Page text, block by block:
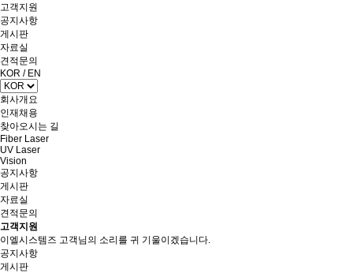
고객지원
공지사항
게시판
자료실
견적문의
KOR / EN
회사개요
인재채용
찾아오시는 길
Fiber Laser
UV Laser
Vision
공지사항
게시판
자료실
견적문의
고객지원
이엘시스템즈 고객님의 소리를 귀 기울이겠습니다.
공지사항
게시판